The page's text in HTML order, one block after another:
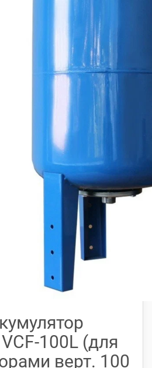
100L (для
верт. 100